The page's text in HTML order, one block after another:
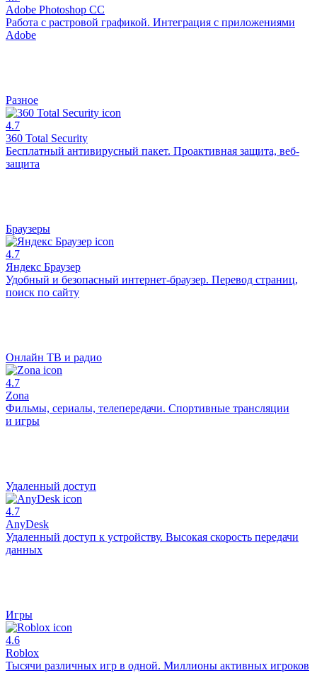
Adobe Photoshop CC
Работа с растровой графикой. Интеграция с приложениями
Adobe
Разное
4.7
360 Total Security
Бесплатный антивирусный пакет. Проактивная защита, веб-
защита
Браузеры
4.7
Яндекс Браузер
Удобный и безопасный интернет-браузер. Перевод страниц,
поиск по сайту
Онлайн ТВ и радио
4.7
Zona
Фильмы, сериалы, телепередачи. Спортивные трансляции
и игры
Удаленный доступ
4.7
AnyDesk
Удаленный доступ к устройству. Высокая скорость передачи
данных
Игры
4.6
Roblox
Тысячи различных игр в одной. Миллионы активных игроков